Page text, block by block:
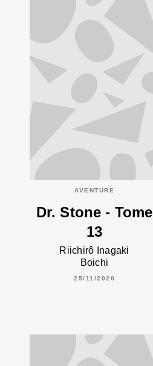
AVENTURE
Dr. Stone - Tome
13
Riichirô Inagaki
Boichi
25/11/2020